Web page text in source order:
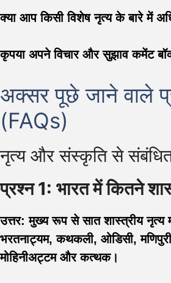
क्या आप किसी विशेष नृत्य के बारे में
कृपया अपने विचार और सुझाव कमेंट
अक्सर पूछे जाने वाले
(FAQs)
नृत्य और संस्कृति से
प्रश्न 1: भारत में कितने
उत्तर: मुख्य रूप से सात शास्त्रीय नृत्य
भरतनाट्यम, कथकली, ओडिसी,
मोहिनीअट्टम और कत्थक।